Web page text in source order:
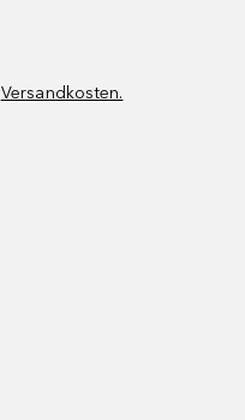
Versandkosten.